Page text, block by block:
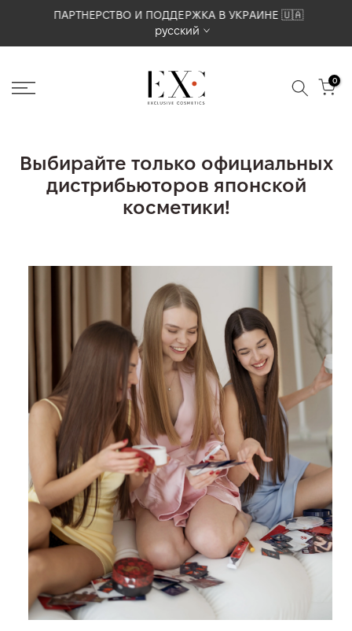
Перейти
содержимому
ПАРТНЕРСТВО И ПОДДЕРЖКА В УКРАИНЕ 🇺🇦
русский
0
Выбирайте только официальных
дистрибьюторов японской
косметики!